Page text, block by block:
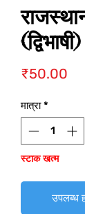
(द्विभाषी)
₹50.00
मात्रा *
स्टाक खत्म
उपलब्ध